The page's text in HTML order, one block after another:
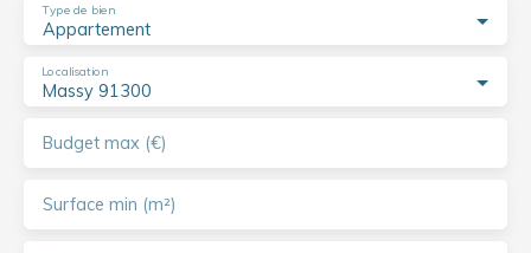
Appartement
Type de bien
Massy 91300
Localisation
Budget max (€)
Surface min (m²)